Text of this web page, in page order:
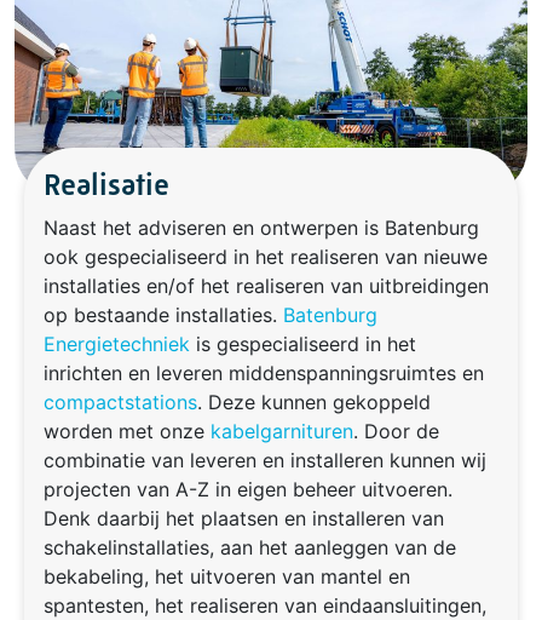
Realisatie
Naast het adviseren en ontwerpen is Batenburg
ook gespecialiseerd in het realiseren van nieuwe
installaties en/of het realiseren van uitbreidingen
op bestaande installaties. Batenburg
Energietechniek is gespecialiseerd in het
inrichten en leveren middenspanningsruimtes en
compactstations. Deze kunnen gekoppeld
worden met onze kabelgarnituren. Door de
combinatie van leveren en installeren kunnen wij
projecten van A-Z in eigen beheer uitvoeren.
Denk daarbij het plaatsen en installeren van
schakelinstallaties, aan het aanleggen van de
bekabeling, het uitvoeren van mantel en
spantesten, het realiseren van eindaansluitingen,